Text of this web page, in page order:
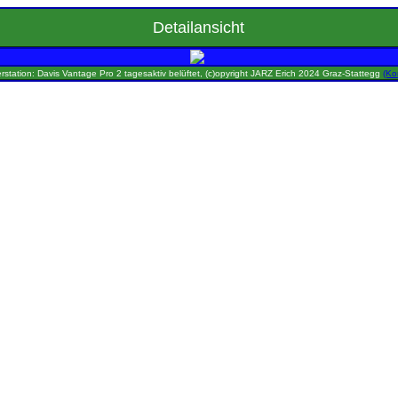
Detailansicht
Davis Vantage Pro 2 tagesaktiv belüftet, (c)opyright JARZ Erich 2024 Graz-Stattegg